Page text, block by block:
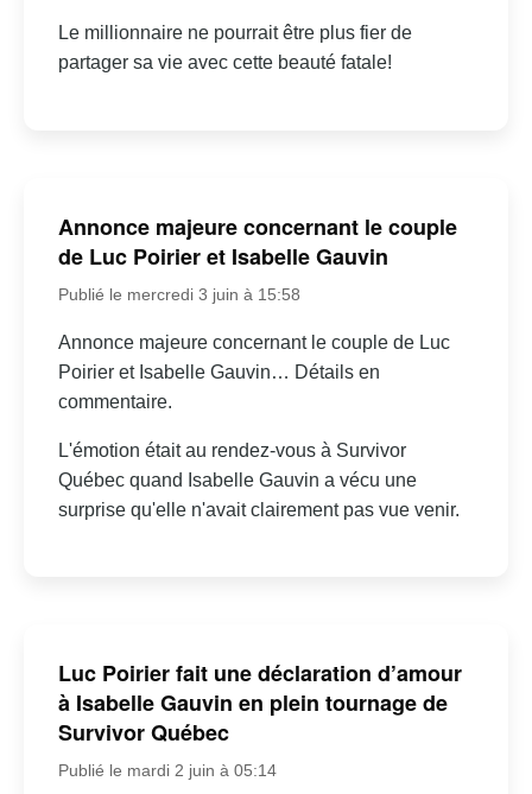
Le millionnaire ne pourrait être plus fier de
partager sa vie avec cette beauté fatale!
Annonce majeure concernant le couple
de Luc Poirier et Isabelle Gauvin
Publié le mercredi 3 juin à 15:58
Annonce majeure concernant le couple de Luc
Poirier et Isabelle Gauvin… Détails en
commentaire.
L'émotion était au rendez-vous à Survivor
Québec quand Isabelle Gauvin a vécu une
surprise qu'elle n'avait clairement pas vue venir.
Luc Poirier fait une déclaration d’amour
à Isabelle Gauvin en plein tournage de
Survivor Québec
Publié le mardi 2 juin à 05:14